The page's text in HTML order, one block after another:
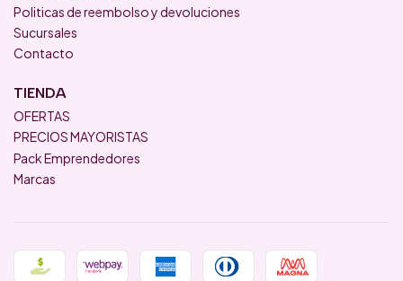
Politicas de reembolso y devoluciones
Sucursales
Contacto
TIENDA
OFERTAS
PRECIOS MAYORISTAS
Pack Emprendedores
Marcas